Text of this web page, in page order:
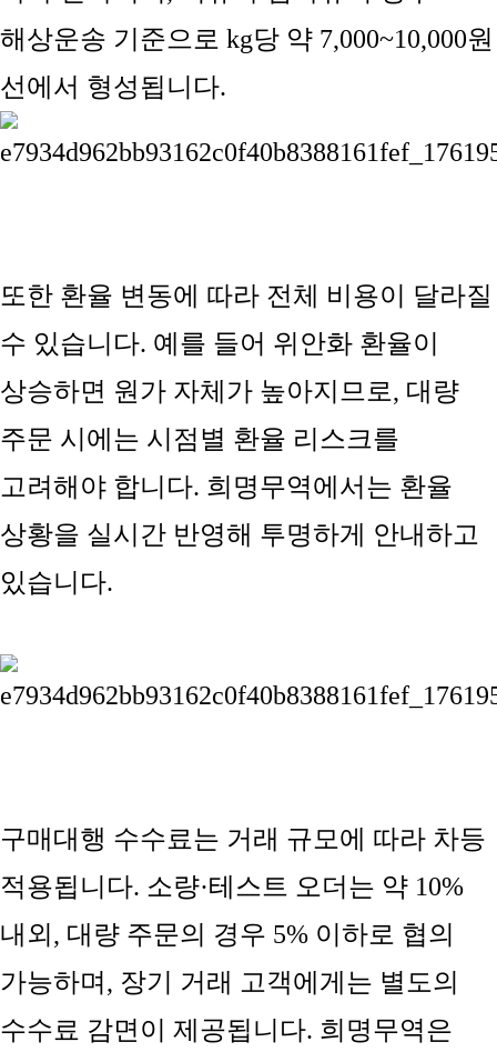
해상운송 기준으로 kg당 약 7,000~10,000원
선에서 형성됩니다.
또한 환율 변동에 따라 전체 비용이 달라질
수 있습니다. 예를 들어 위안화 환율이
상승하면 원가 자체가 높아지므로, 대량
주문 시에는 시점별 환율 리스크를
고려해야 합니다. 희명무역에서는 환율
상황을 실시간 반영해 투명하게 안내하고
있습니다.
구매대행 수수료는 거래 규모에 따라 차등
적용됩니다. 소량·테스트 오더는 약 10%
내외, 대량 주문의 경우 5% 이하로 협의
가능하며, 장기 거래 고객에게는 별도의
수수료 감면이 제공됩니다. 희명무역은